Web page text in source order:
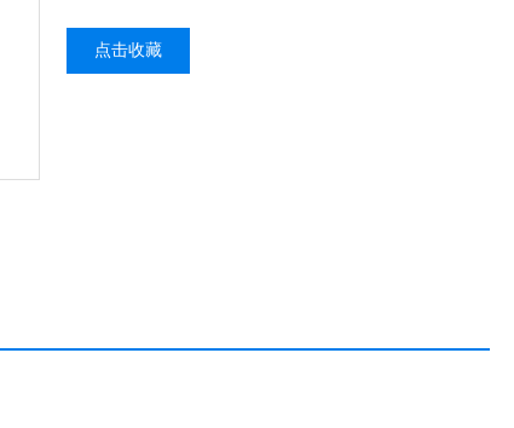
点击收藏